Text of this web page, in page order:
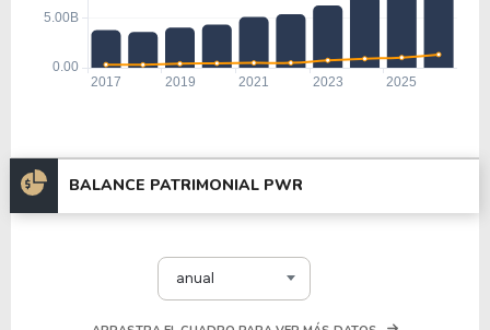
BALANCE PATRIMONIAL PWR
anual